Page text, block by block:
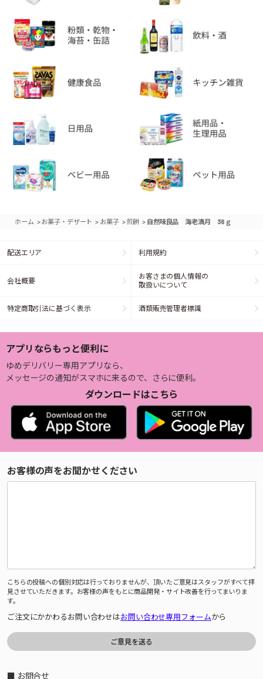
ホーム >お菓子・デザート > お菓子 >煎餅 > 自然味良品 海老満月 36ｇ
配送エリア 利用規約
会社概要
お客さまの個人情報の
取扱いについて
特定商取引法に基づく表示 酒類販売管理者標識
アプリならもっと便利に
ゆめデリバリー専用アプリなら、
メッセージの通知がスマホに来るので、さらに便利。
ダウンロードはこちら
お客様の声をお聞かせください
こちらの投稿への個別対応は行っておりませんが、頂いたご意見はスタッフがすべて拝
見させていただきます。お客様の声をもとに商品開発・サイト改善を行ってまいりま
す。
ご注文にかかわるお問い合わせはお問い合わせ専用フォームから
■ お問合せ